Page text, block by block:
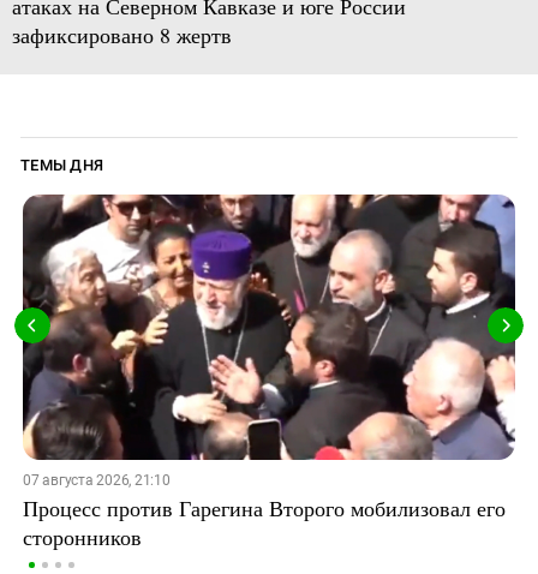
атаках на Северном Кавказе и юге России
зафиксировано 8 жертв
ТЕМЫ ДНЯ
07 августа 2026, 21:10
Процесс против Гарегина Второго мобилизовал его
сторонников